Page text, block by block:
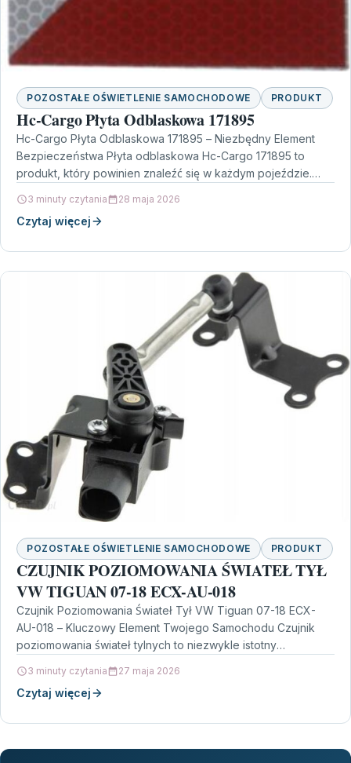
POZOSTAŁE OŚWIETLENIE SAMOCHODOWE PRODUKT
Hc-Cargo Płyta Odblaskowa 171895
Hc-Cargo Płyta Odblaskowa 171895 – Niezbędny Element
Bezpieczeństwa Płyta odblaskowa Hc-Cargo 171895 to
produkt, który powinien znaleźć się w każdym pojeździe.
3 minuty czytania 28 maja 2026
Czytaj więcej
POZOSTAŁE OŚWIETLENIE SAMOCHODOWE PRODUKT
CZUJNIK POZIOMOWANIA ŚWIATEŁ TYŁ
VW TIGUAN 07-18 ECX-AU-018
Czujnik Poziomowania Świateł Tył VW Tiguan 07-18 ECX-
AU-018 – Kluczowy Element Twojego Samochodu Czujnik
poziomowania świateł tylnych to niezwykle istotny
3 minuty czytania 27 maja 2026
Czytaj więcej